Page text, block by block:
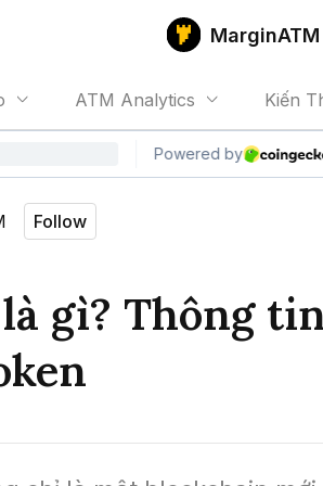
MarginATM
ATM Analytics Kiến
Follow
gì? Thông